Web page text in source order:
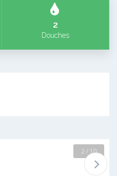
2
Douches
2 / 10